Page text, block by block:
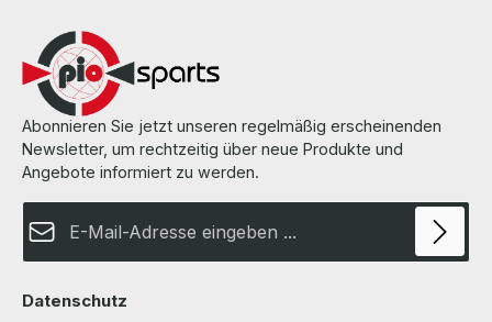
Seiten des Herstellers. All parts are used but 100% OK!!! Alle Teile
Abonnieren Sie jetzt unseren regelmäßig erscheinenden
Newsletter, um rechtzeitig über neue Produkte und
Angebote informiert zu werden.
Datenschutz